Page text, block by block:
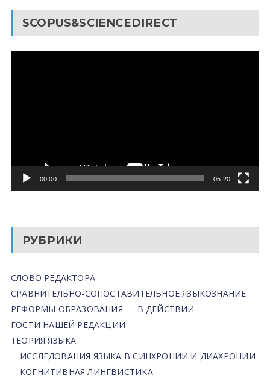
SCOPUS&SCIENCEDIRECT
00:00 05:20
РУБРИКИ
СЛОВО РЕДАКТОРА
СРАВНИТЕЛЬНО-СОПОСТАВИТЕЛЬНОЕ ЯЗЫКОЗНАНИЕ
РЕФОРМЫ ОБРАЗОВАНИЯ — В ДЕЙСТВИИ
ГОСТИ НАШЕЙ РЕДАКЦИИ
ТЕОРИЯ ЯЗЫКА
ИССЛЕДОВАНИЯ ЯЗЫКА В СИНХРОНИИ И ДИАХРОНИИ
КОГНИТИВНАЯ ЛИНГВИСТИКА